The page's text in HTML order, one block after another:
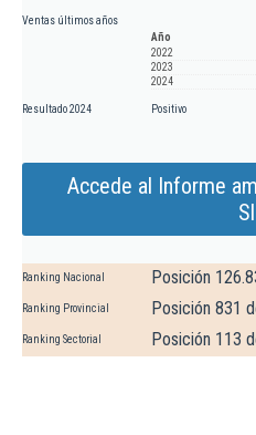
Ventas últimos años
Año
2022
2023
2024
Resultado 2024 Positivo
Accede al Informe
Sl
Ranking Nacional Posición
Ranking Provincial Posición 831
Ranking Sectorial Posición 113